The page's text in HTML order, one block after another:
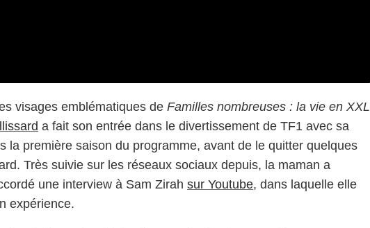
visages emblématiques de Familles nombreuses : la vie en XXL
a fait son entrée dans le divertissement de TF1 avec sa
la première saison du programme, avant de le quitter quelques
Très suivie sur les réseaux sociaux depuis, la maman a
une interview à Sam Zirah sur Youtube, dans laquelle elle
expérience.